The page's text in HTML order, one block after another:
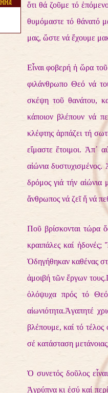
ὅτι θά ζοῦμε τό
θυμόμαστε τό θάνατό
μας, ὥστε νά ἔχουμε
Εἶναι φοβερή ἡ ὥρα τοῦ
φιλάνθρωπο Θεό νά
σκέψη τοῦ θανάτου,
κάποιον βλέπουν νά
κλέφτης ἁρπάζει τή
εἴμαστε ἕτοιμοι. Ἀπ᾿
αἰώνια δυστυχισμένος.
δρόμος γιά τήν αἰώνια
ἄνθρωπος νά ζεῖ ἤ νά
Ποῦ βρίσκονται τώρα
κραιπάλες καί
Ὁδηγήθηκαν καθένας
ἀμοιβή τῶν ἔργων
ὁλόψυχα πρός τό
αἰωνιότητα.Ἀγαπητέ
βλέπουμε, καί τό τέλος
σέ κατάσταση
Ὁ συνετός δοῦλος
Ἀγρύπνα κι ἐσύ καί